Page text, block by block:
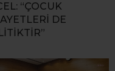
“ÇOCUK
DE